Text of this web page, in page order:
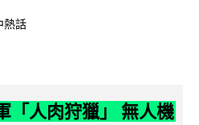
熱話
「人肉狩獵」 無人機